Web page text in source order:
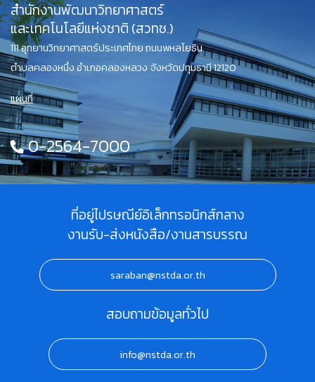
สำนักงานพัฒนาวิทยาศาสตร์
และเทคโนโลยีแห่งชาติ (สวทช.)
111 อุทยานวิทยาศาสตร์ประเทศไทย ถนนพหลโยธิน
ตำบลคลองหนึ่ง อำเภอคลองหลวง จังหวัดปทุมธานี 12120
แผนที่
0-2564-7000
ที่อยู่ไปรษณีย์อิเล็กทรอนิกส์กลาง
งานรับ-ส่งหนังสือ/งานสารบรรณ
saraban@nstda.or.th
สอบถามข้อมูลทั่วไป
info@nstda.or.th